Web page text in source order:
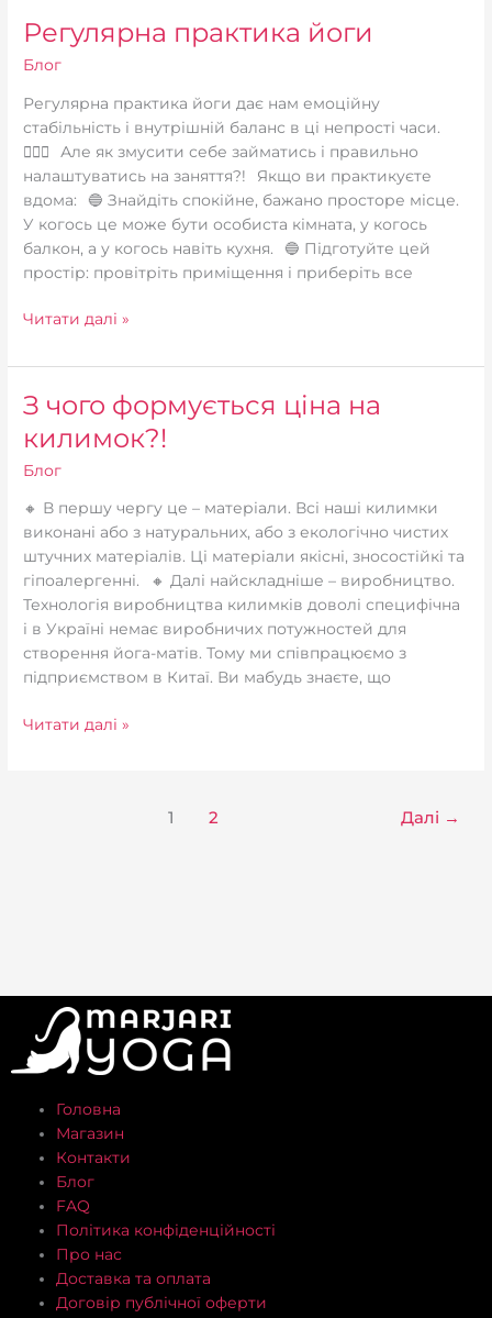
Регулярна практика йоги
Блог
Регулярна практика йоги дає нам емоційну
стабільність і внутрішній баланс в ці непрості часи.
🧘🏼‍♀️⠀Але як змусити себе займатись і правильно
налаштуватись на заняття?!⠀Якщо ви практикуєте
вдома:⠀🔵 Знайдіть спокійне, бажано просторе місце.
У когось це може бути особиста кімната, у когось
балкон, а у когось навіть кухня.⠀🔵 Підготуйте цей
простір: провітріть приміщення і приберіть все
Читати далі »
З чого формується ціна на
килимок?!
Блог
🔸 В першу чергу це – матеріали. Всі наші килимки
виконані або з натуральних, або з екологічно чистих
штучних матеріалів. Ці матеріали якісні, зносостійкі та
гіпоалергенні.⠀🔸 Далі найскладніше – виробництво.
Технологія виробництва килимків доволі специфічна
і в Україні немає виробничих потужностей для
створення йога-матів. Тому ми співпрацюємо з
підприємством в Китаї. Ви мабудь знаєте, що
З
формується
ціна
килимок?!
Читати далі »
1 2 Далі →
Головна
Магазин
Контакти
Блог
FAQ
Політика конфіденційності
Про нас
Доставка та оплата
Договір публічної оферти